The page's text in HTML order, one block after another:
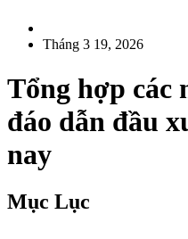
Tháng 3 19, 2026
Tổng hợp các
đáo dẫn đầu
nay
Mục Lục